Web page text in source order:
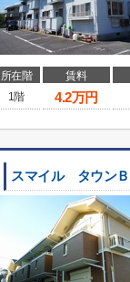
所在階 賃料
1階
4.2万円
スマイル タウンＢ